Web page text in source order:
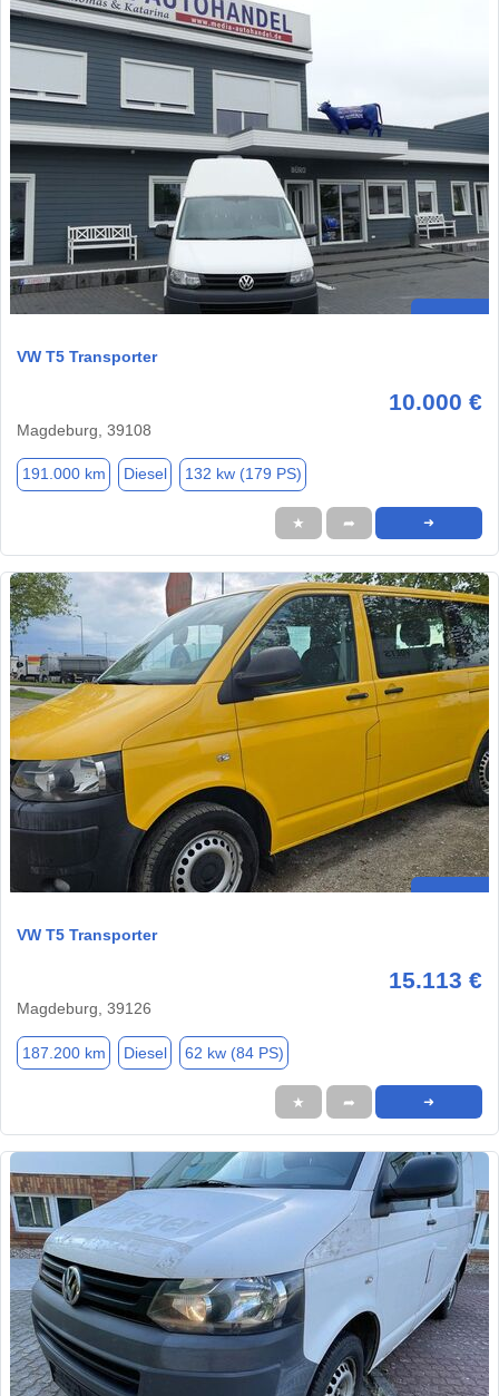
VW T5 Transporter
10.000 €
Magdeburg, 39108
191.000 km Diesel 132 kw (179 PS)
★ ➦ ➜
VW T5 Transporter
15.113 €
Magdeburg, 39126
187.200 km Diesel 62 kw (84 PS)
★ ➦ ➜